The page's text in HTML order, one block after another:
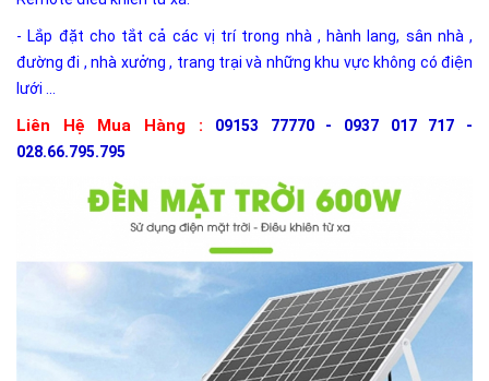
- Lắp đặt cho tắt cả các vị trí trong nhà , hành lang, sân nhà ,
đường đi , nhà xưởng , trang trại và những khu vực không có điện
lưới ...
Liên Hệ Mua Hàng :
09153 77770 - 0937 017 717 -
028.66.795.795